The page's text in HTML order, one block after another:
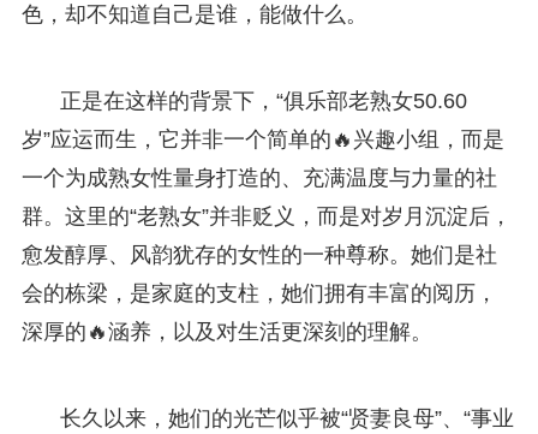
色，却不知道自己是谁，能做什么。
正是在这样的背景下，“俱乐部老熟女50.60
岁”应运而生，它并非一个简单的🔥兴趣小组，而是
一个为成熟女性量身打造的、充满温度与力量的社
群。这里的“老熟女”并非贬义，而是对岁月沉淀后，
愈发醇厚、风韵犹存的女性的一种尊称。她们是社
会的栋梁，是家庭的支柱，她们拥有丰富的阅历，
深厚的🔥涵养，以及对生活更深刻的理解。
长久以来，她们的光芒似乎被“贤妻良母”、“事业